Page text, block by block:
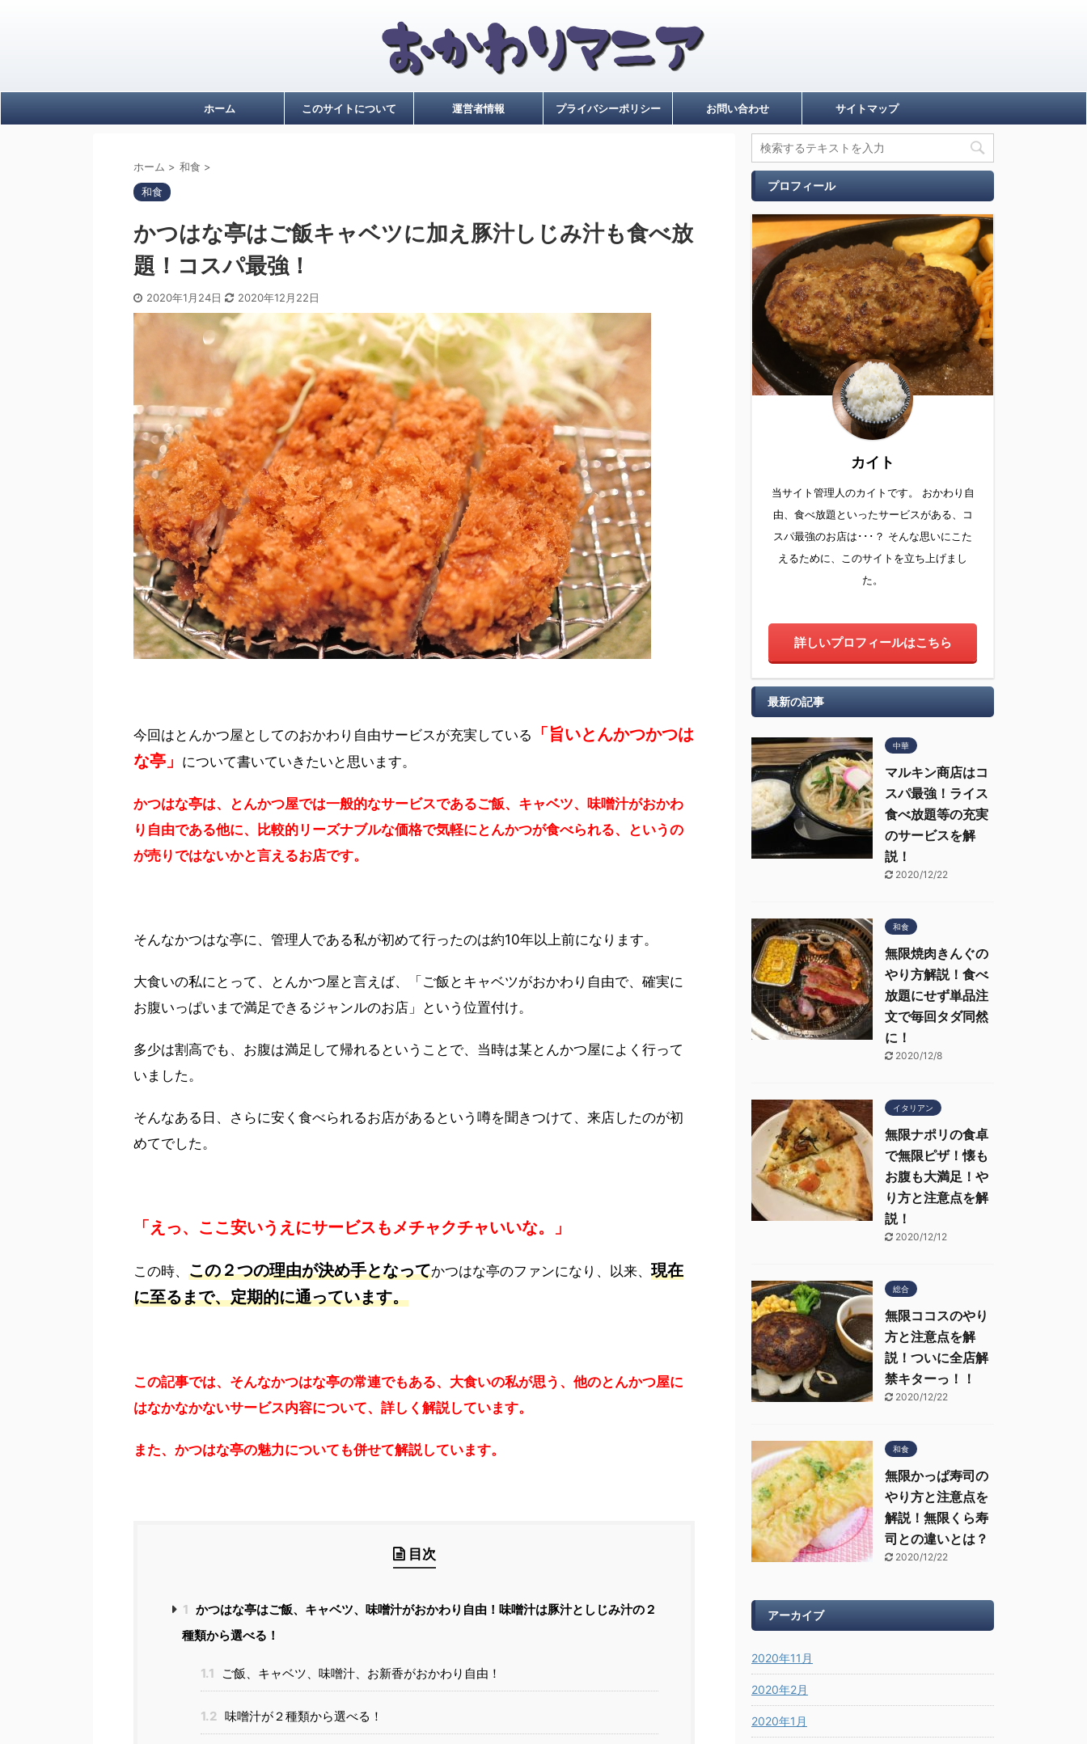
ホーム このサイトについて 運営者情報 プライバシーポリシー お問い合わせ サイトマップ
ホーム > 和食 >
和食
かつはな亭はご飯キャベツに加え豚汁しじみ汁も食べ放
題！コスパ最強！
2020年1月24日 2020年12月22日
今回はとんかつ屋としてのおかわり自由サービスが充実している
「旨いとんかつかつは
な亭」 について書いていきたいと思います。
かつはな亭は、
とんかつ屋では一般的なサービスであるご飯、キャベツ、味噌汁がおかわ
り自由である他に、比較的リーズナブルな価格で気軽にとんかつが食べられる、というの
が売りではないかと言えるお店です。
そんなかつはな亭に、管理人である私が初めて行ったのは約10年以上前になります。
大食いの私にとって、とんかつ屋と言えば、「ご飯とキャベツがおかわり自由で、確実に
お腹いっぱいまで満足できるジャンルのお店」という位置付け。
多少は割高でも、お腹は満足して帰れるということで、当時は某とんかつ屋によく行って
いました。
そんなある日、さらに安く食べられるお店があるという噂を聞きつけて、来店したのが初
めてでした。
「えっ、ここ安いうえにサービスもメチャクチャいいな。」
この時、 この２つの理由が決め手となってかつはな亭のファンになり、以来、現在
に至るまで、定期的に通っています。
この記事では、 そんなかつはな亭の常連でもある、大食いの私が思う、他のとんかつ屋に
はなかなかないサービス内容について、詳しく解説しています。
また、かつはな亭の魅力についても併せて解説しています。
目次
1 かつはな亭はご飯、キャベツ、味噌汁がおかわり自由！味噌汁は豚汁としじみ汁の２
種類から選べる！
1.1 ご飯、キャベツ、味噌汁、お新香がおかわり自由！
1.2 味噌汁が２種類から選べる！
プロフィール
カイト
当サイト管理人のカイトです。 おかわり自
由、食べ放題といったサービスがある、コ
スパ最強のお店は･･･？ そんな思いにこた
えるために、このサイトを立ち上げまし
た。
詳しいプロフィールはこちら
最新の記事
中華
マルキン商店はコ
スパ最強！ライス
食べ放題等の充実
のサービスを解
説！
2020/12/22
和食
無限焼肉きんぐの
やり方解説！食べ
放題にせず単品注
文で毎回タダ同然
に！
2020/12/8
イタリアン
無限ナポリの食卓
で無限ピザ！懐も
お腹も大満足！や
り方と注意点を解
説！
2020/12/12
総合
無限ココスのやり
方と注意点を解
説！ついに全店解
禁キターっ！！
2020/12/22
和食
無限かっぱ寿司の
やり方と注意点を
解説！無限くら寿
司との違いとは？
2020/12/22
アーカイブ
2020年11月
2020年2月
2020年1月